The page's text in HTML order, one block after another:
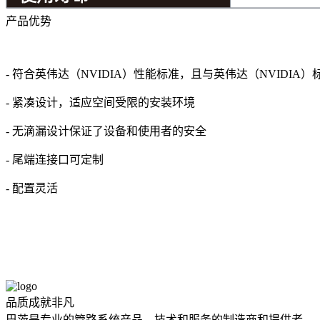
产品优势
- 符合英伟达（NVIDIA）性能标准，且与英伟达（NVIDIA）
- 紧凑设计，适应空间受限的安装环境
- 无滴漏设计保证了设备和使用者的安全
- 尾端连接口可定制
- 配置灵活
品质成就非凡